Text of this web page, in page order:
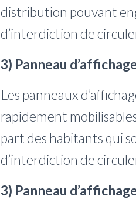
distribution pouvant
d’interdiction de
3) Panneau
Les panneaux
rapidement
part des habitants qui
d’interdiction de
3) Panneau